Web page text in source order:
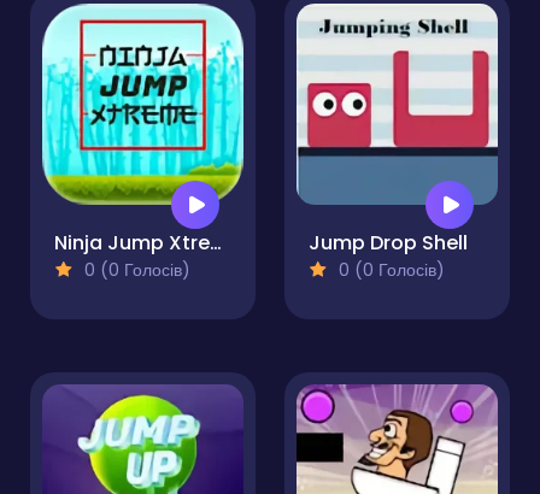
Ninja Jump Xtreme
0 (0 Голосів)
Jump Drop Shell
0 (0 Голосів)